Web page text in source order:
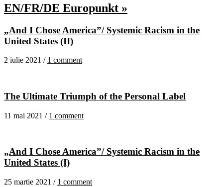
EN/FR/DE Europunkt »
„And I Chose America”/ Systemic Racism in the
United States (II)
2 iulie 2021 / 1 comment
The Ultimate Triumph of the Personal Label
11 mai 2021 / 1 comment
„And I Chose America”/ Systemic Racism in the
United States (I)
25 martie 2021 / 1 comment